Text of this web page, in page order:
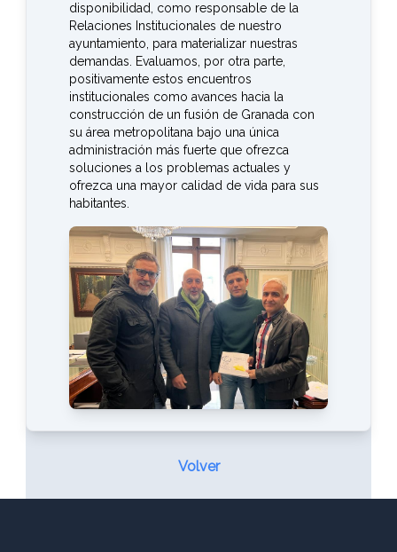
disponibilidad, como responsable de la
Relaciones Institucionales de nuestro
ayuntamiento, para materializar nuestras
demandas. Evaluamos, por otra parte,
positivamente estos encuentros
institucionales como avances hacia la
construcción de un fusión de Granada con
su área metropolitana bajo una única
administración más fuerte que ofrezca
soluciones a los problemas actuales y
ofrezca una mayor calidad de vida para sus
habitantes.
Volver